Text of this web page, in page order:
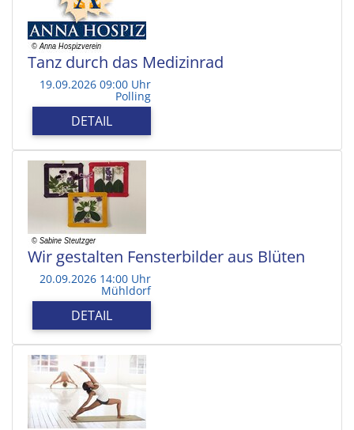
Tanz durch das Medizinrad
19.09.2026 09:00 Uhr
Polling
DETAIL
Wir gestalten Fensterbilder aus Blüten
20.09.2026 14:00 Uhr
Mühldorf
DETAIL